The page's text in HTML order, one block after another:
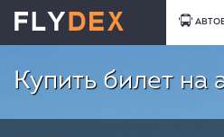
Купить билет на